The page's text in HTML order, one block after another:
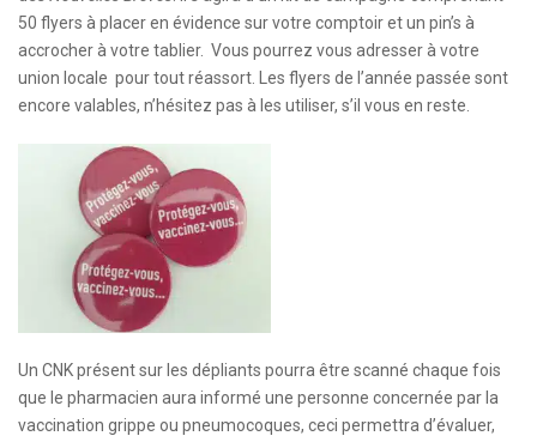
50 flyers à placer en évidence sur votre comptoir et un pin’s à
accrocher à votre tablier. Vous pourrez vous adresser à votre
union locale pour tout réassort. Les flyers de l’année passée sont
encore valables, n’hésitez pas à les utiliser, s’il vous en reste.
Un CNK présent sur les dépliants pourra être scanné chaque fois
que le pharmacien aura informé une personne concernée par la
vaccination grippe ou pneumocoques, ceci permettra d’évaluer,